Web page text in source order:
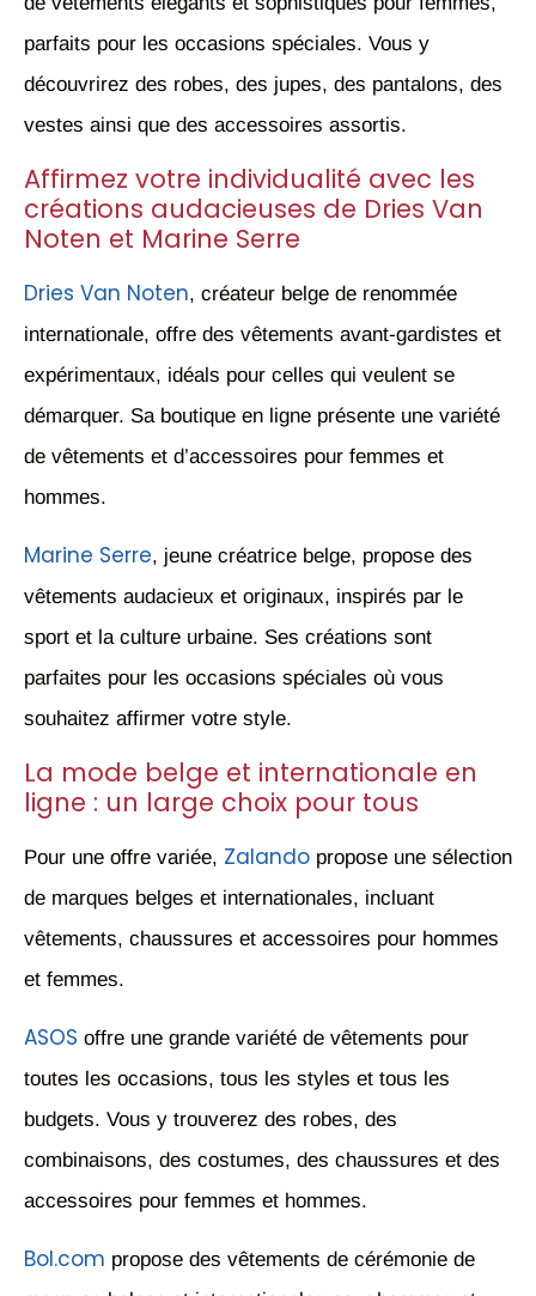
parfaits pour les occasions spéciales. Vous y
découvrirez des robes, des jupes, des pantalons, des
vestes ainsi que des accessoires assortis.
Affirmez votre individualité avec les
créations audacieuses de Dries Van
Noten et Marine Serre
Dries Van Noten, créateur belge de renommée
internationale, offre des vêtements avant-gardistes et
expérimentaux, idéals pour celles qui veulent se
démarquer. Sa boutique en ligne présente une variété
de vêtements et d’accessoires pour femmes et
hommes.
Marine Serre, jeune créatrice belge, propose des
vêtements audacieux et originaux, inspirés par le
sport et la culture urbaine. Ses créations sont
parfaites pour les occasions spéciales où vous
souhaitez affirmer votre style.
La mode belge et internationale en
ligne : un large choix pour tous
Pour une offre variée, Zalando propose une sélection
de marques belges et internationales, incluant
vêtements, chaussures et accessoires pour hommes
et femmes.
ASOS offre une grande variété de vêtements pour
toutes les occasions, tous les styles et tous les
budgets. Vous y trouverez des robes, des
combinaisons, des costumes, des chaussures et des
accessoires pour femmes et hommes.
Bol.com propose des vêtements de cérémonie de